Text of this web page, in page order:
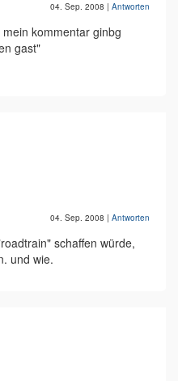
04. Sep. 2008 | Antworten
kommentar ginbg
gast"
04. Sep. 2008 | Antworten
schaffen würde,
und wie.